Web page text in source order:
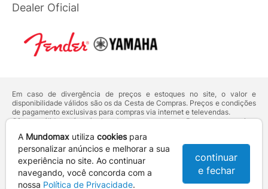
Dealer Oficial
Em caso de divergência de preços e estoques no site, o valor e
disponibilidade válidos são os da Cesta de Compras. Preços e condições
de pagamento exclusivas para compras via internet e televendas.
Ofertas válidas até o término de nossos estoques. Para compras acima
deVenda Corporativa.
Os preços apresentados no site prevalecem sobre outros anunciados em
qualquer outro meio de comunicação ou sites de buscas. Código de
Defesa do Consumidor:Lei nº 8.078.
Vendas sujeitas à confirmação de dados e análises de crédito e risco.
A Mundomax utiliza cookiespara
personalizar anúncios e melhorar a sua
experiência no site. Ao continuar
navegando, você concorda com a
nossa Política de Privacidade.
continuar
e fechar